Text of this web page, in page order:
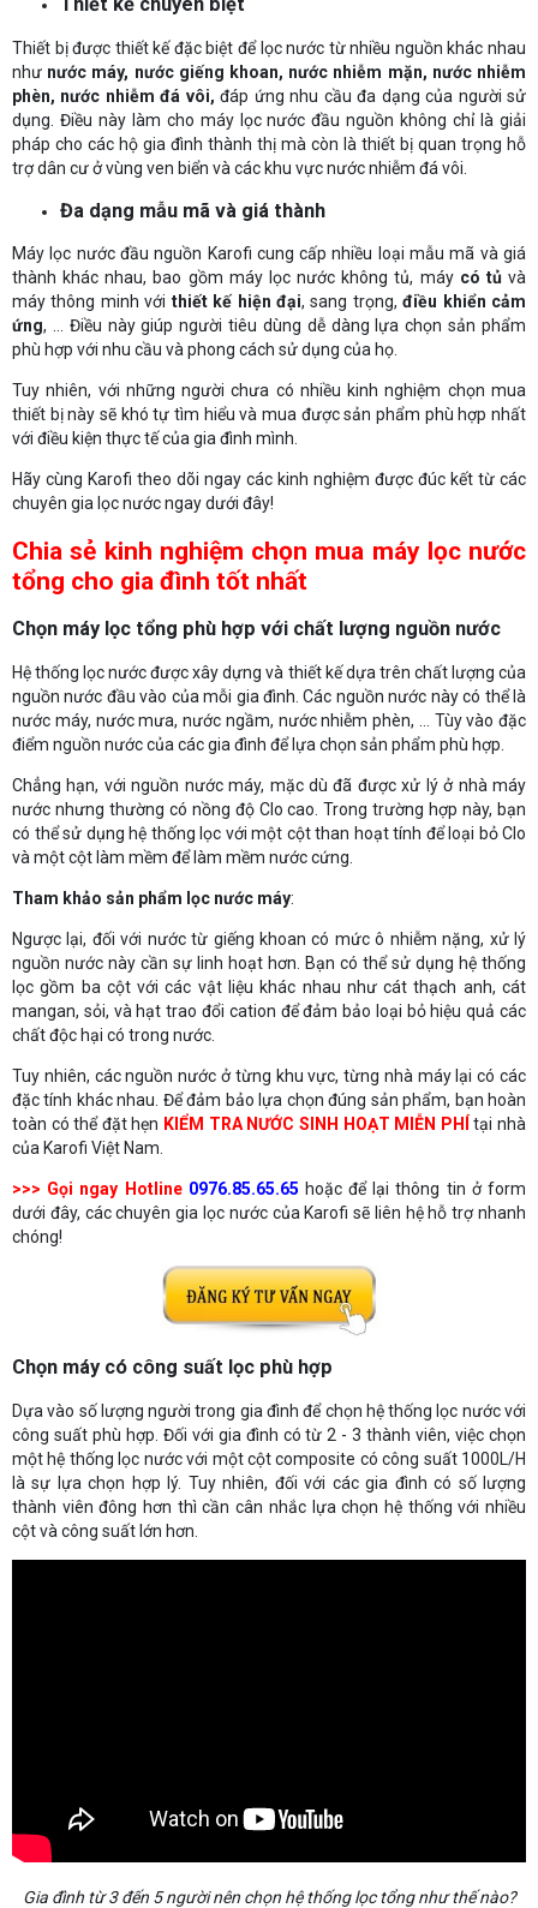
Thiết bị được thiết kế đặc biệt để lọc nước từ nhiều nguồn khác nhau
như nước máy, nước giếng khoan, nước nhiễm mặn, nước nhiễm
phèn, nước nhiễm đá vôi, đáp ứng nhu cầu đa dạng của người sử
dụng. Điều này làm cho máy lọc nước đầu nguồn không chỉ là giải
pháp cho các hộ gia đình thành thị mà còn là thiết bị quan trọng hỗ
trợ dân cư ở vùng ven biển và các khu vực nước nhiễm đá vôi.
Đa dạng mẫu mã và giá thành
Máy lọc nước đầu nguồn Karofi cung cấp nhiều loại mẫu mã và giá
thành khác nhau, bao gồm máy lọc nước không tủ, máy có tủvà
máy thông minh với thiết kế hiện đại, sang trọng,điều khiển cảm
ứng, ... Điều này giúp người tiêu dùng dễ dàng lựa chọn sản phẩm
phù hợp với nhu cầu và phong cách sử dụng của họ.
Tuy nhiên, với những người chưa có nhiều kinh nghiệm chọn mua
thiết bị này sẽ khó tự tìm hiểu và mua được sản phẩm phù hợp nhất
với điều kiện thực tế của gia đình mình.
Hãy cùng Karofi theo dõi ngay các kinh nghiệm được đúc kết từ các
chuyên gia lọc nước ngay dưới đây!
Chia sẻ kinh nghiệm chọn mua máy lọc nước
tổng cho gia đình tốt nhất
Chọn máy lọc tổng phù hợp với chất lượng nguồn nước
Hệ thống lọc nước được xây dựng và thiết kế dựa trên chất lượng của
nguồn nước đầu vào của mỗi gia đình. Các nguồn nước này có thể là
nước máy, nước mưa, nước ngầm, nước nhiễm phèn, … Tùy vào đặc
điểm nguồn nước của các gia đình để lựa chọn sản phẩm phù hợp.
Chẳng hạn, với nguồn nước máy, mặc dù đã được xử lý ở nhà máy
nước nhưng thường có nồng độ Clo cao. Trong trường hợp này, bạn
có thể sử dụng hệ thống lọc với một cột than hoạt tính để loại bỏ Clo
và một cột làm mềm để làm mềm nước cứng.
Tham khảo sản phẩm lọc nước máy:
Ngược lại, đối với nước từ giếng khoan có mức ô nhiễm nặng, xử lý
nguồn nước này cần sự linh hoạt hơn. Bạn có thể sử dụng hệ thống
lọc gồm ba cột với các vật liệu khác nhau như cát thạch anh, cát
mangan, sỏi, và hạt trao đổi cation để đảm bảo loại bỏ hiệu quả các
chất độc hại có trong nước.
Tuy nhiên, các nguồn nước ở từng khu vực, từng nhà máy lại có các
đặc tính khác nhau. Để đảm bảo lựa chọn đúng sản phẩm, bạn hoàn
toàn có thể đặt hẹn KIỂM TRA NƯỚC SINH HOẠT MIỄN PHÍ tại nhà
của Karofi Việt Nam.
>>> Gọi ngay Hotline 0976.85.65.65 hoặc để lại thông tin ở form
dưới đây, các chuyên gia lọc nước của Karofi sẽ liên hệ hỗ trợ nhanh
chóng!
Chọn máy có công suất lọc phù hợp
Dựa vào số lượng người trong gia đình để chọn hệ thống lọc nước với
công suất phù hợp. Đối với gia đình có từ 2 - 3 thành viên, việc chọn
một hệ thống lọc nước với một cột composite có công suất 1000L/H
là sự lựa chọn hợp lý. Tuy nhiên, đối với các gia đình có số lượng
thành viên đông hơn thì cần cân nhắc lựa chọn hệ thống với nhiều
cột và công suất lớn hơn.
Gia đình từ 3 đến 5 người nên chọn hệ thống lọc tổng như thế nào?